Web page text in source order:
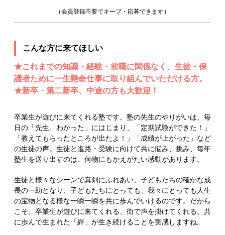
（会員登録不要でキープ・応募できます）
こんな方に来てほしい
★これまでの知識・経験・前職に関係なく、生徒・保
護者ために一生懸命仕事に取り組んでいただける方。
★新卒・第二新卒、中途の方も大歓迎！
卒業生が遊びに来てくれる塾です。塾の先生のやりがいは、毎
日の「先生、わかった」にはじまり、「定期試験ができた！」
「教えてもらったところが出たよ！」「成績が上がった」など
の生徒の声。生徒と進路・受験に向けて共に悩み、挑み、毎年
塾生を送り出すのは、何物にもかえがたい感動があります。
生徒と様々なシーンで真剣にふれあい、子どもたちの確かな成
長の一助となり、子どもたちにとっても、我々にとっても人生
の宝物となる様な一瞬一瞬を共に歩んでいけるのです。だから
こそ、卒業生が遊びに来てくれる、街で声を掛けてくれる。共
に歩んで生まれた「絆」が生き続けることを実感しますね。